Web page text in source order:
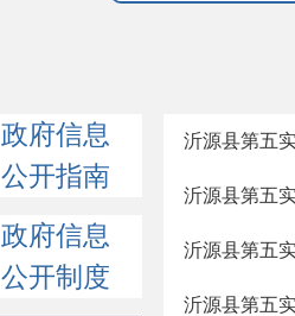
政府信息
公开指南
政府信息
公开制度
沂源县第五
沂源县第五
沂源县第五
沂源县第五